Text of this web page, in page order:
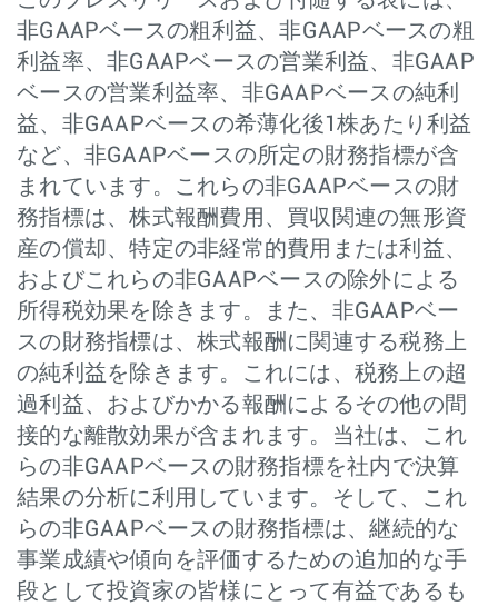
非GAAPベースの粗利益、非GAAPベースの粗
利益率、非GAAPベースの営業利益、非GAAP
ベースの営業利益率、非GAAPベースの純利
益、非GAAPベースの希薄化後1株あたり利益
など、非GAAPベースの所定の財務指標が含
まれています。これらの非GAAPベースの財
務指標は、株式報酬費用、買収関連の無形資
産の償却、特定の非経常的費用または利益、
およびこれらの非GAAPベースの除外による
所得税効果を除きます。また、非GAAPベー
スの財務指標は、株式報酬に関連する税務上
の純利益を除きます。これには、税務上の超
過利益、およびかかる報酬によるその他の間
接的な離散効果が含まれます。当社は、これ
らの非GAAPベースの財務指標を社内で決算
結果の分析に利用しています。そして、これ
らの非GAAPベースの財務指標は、継続的な
事業成績や傾向を評価するための追加的な手
段として投資家の皆様にとって有益であるも